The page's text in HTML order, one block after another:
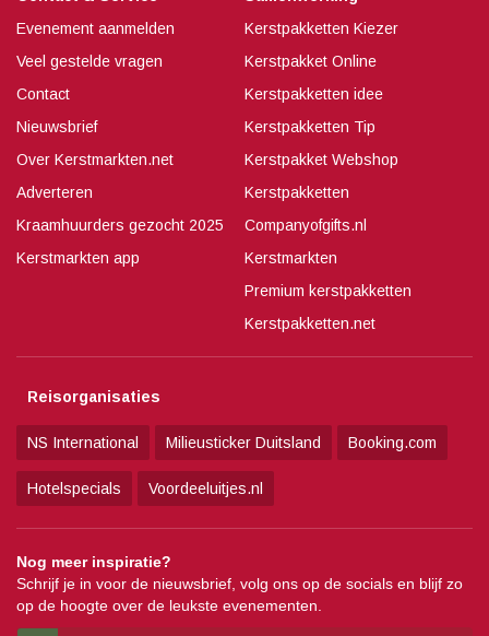
Evenement aanmelden
Veel gestelde vragen
Contact
Nieuwsbrief
Over Kerstmarkten.net
Adverteren
Kraamhuurders gezocht 2025
Kerstmarkten app
Kerstpakketten Kiezer
Kerstpakket Online
Kerstpakketten idee
Kerstpakketten Tip
Kerstpakket Webshop
Kerstpakketten
Companyofgifts.nl
Kerstmarkten
Premium kerstpakketten
Kerstpakketten.net
Reisorganisaties
NS International Milieusticker Duitsland Booking.com
Hotelspecials Voordeeluitjes.nl
Nog meer inspiratie?
Schrijf je in voor de nieuwsbrief, volg ons op de socials en blijf zo
op de hoogte over de leukste evenementen.